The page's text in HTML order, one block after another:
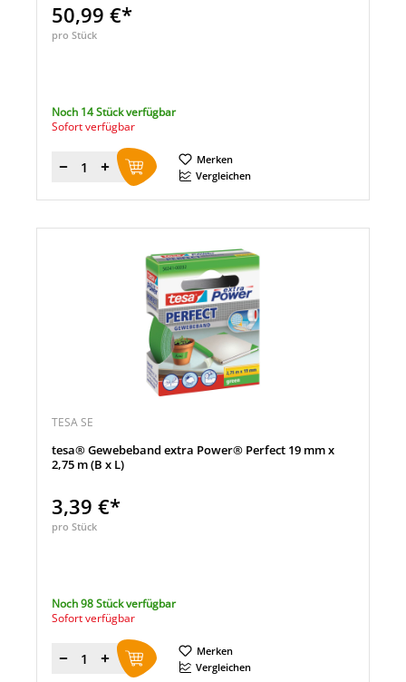
50,99 €*
pro Stück
Noch 14 Stück verfügbar
Sofort verfügbar
Menge
Merken
Vergleichen
TESA SE
tesa® Gewebeband extra Power® Perfect 19 mm x
2,75 m (B x L)
3,39 €*
pro Stück
Noch 98 Stück verfügbar
Sofort verfügbar
Menge
Merken
Vergleichen